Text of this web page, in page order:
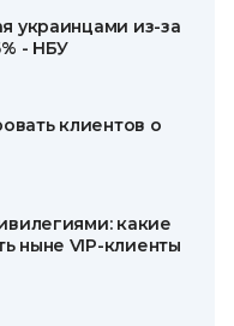
украинцами из-за
- НБУ
клиентов о
какие
ныне VIP-клиенты